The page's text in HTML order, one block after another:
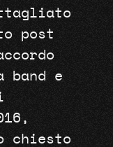
post
band e
chiesto